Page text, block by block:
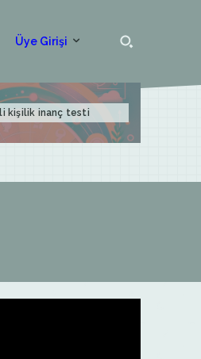
Üye Girişi
kişilik inanç testi